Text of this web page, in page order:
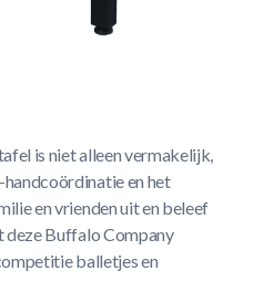
is niet alleen vermakelijk,
en het
en vrienden uit en beleef
deze Buffalo Company
balletjes en